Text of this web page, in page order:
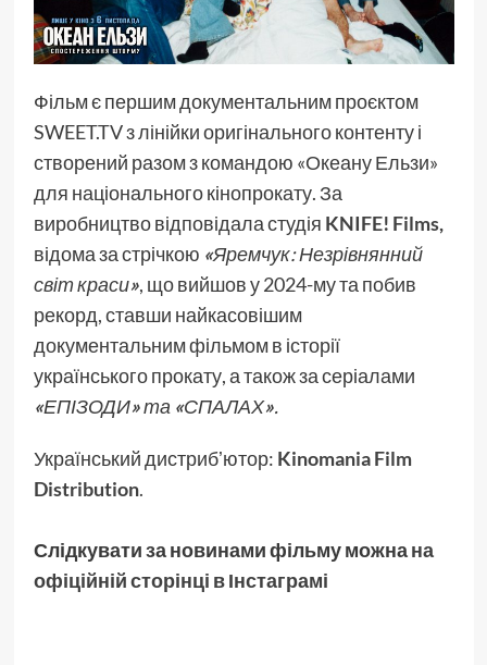
Фільм є першим документальним проєктом
SWEET.TV з лінійки оригінального контенту і
створений разом з командою «Океану Ельзи»
для національного кінопрокату. За
виробництво відповідала студія KNIFE! Films,
відома за стрічкою «Яремчук: Незрівнянний
світ краси», що вийшов у 2024-му та побив
рекорд, ставши найкасовішим
документальним фільмом в історії
українського прокату, а також за серіалами
«ЕПІЗОДИ»та «СПАЛАХ».
Український дистрибʼютор: Kinomania Film
Distribution.
Слідкувати за новинами фільму можнана
офіційній сторінці в Інстаграмі